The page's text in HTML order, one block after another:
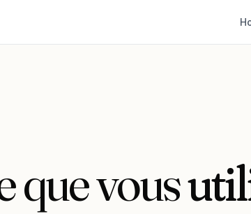
que vous